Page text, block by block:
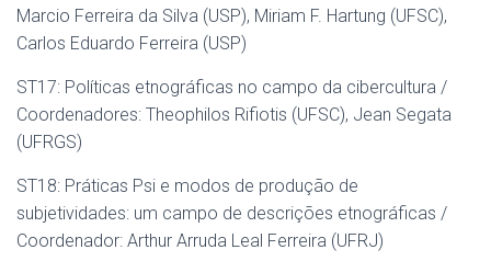
Marcio Ferreira da Silva (USP), Miriam F. Hartung (UFSC),
Carlos Eduardo Ferreira (USP)
ST17: Políticas etnográficas no campo da cibercultura /
Coordenadores: Theophilos Rifiotis (UFSC), Jean Segata
(UFRGS)
ST18: Práticas Psi e modos de produção de
subjetividades: um campo de descrições etnográficas /
Coordenador: Arthur Arruda Leal Ferreira (UFRJ)